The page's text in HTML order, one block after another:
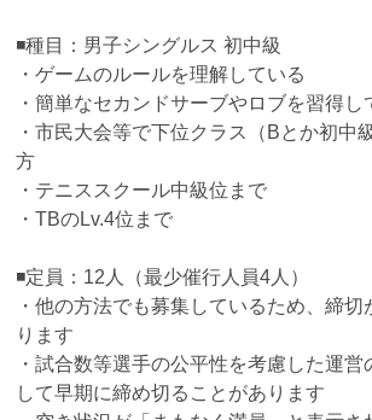
◾️種目：男子シングルス 初中級
・ゲームのルールを理解している
・簡単なセカンドサーブやロブを習得し
・市民大会等で下位クラス（Bとか初中
方
・テニススクール中級位まで
・TBのLv.4位まで
◾️定員：12人（最少催行人員4人）
・他の方法でも募集しているため、締切
ります
・試合数等選手の公平性を考慮した運営
して早期に締め切ることがあります